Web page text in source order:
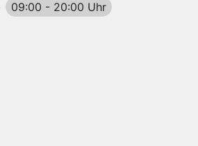
09:00 - 20:00 Uhr